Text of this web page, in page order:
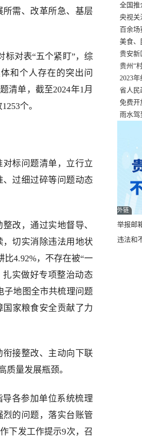
需、改革所急、基层
标对表“五个紧盯”，综
和个人存在的突出问
清单，截至2024年1月
个。
标问题清单，立行立
过细过碎等问题动态
改，通过实地督导、
，切实消除违法用地状
比4.92%，不存在被“一
扎实做好专项整治动态
子地图全市共梳理问题
国家粮食安全贡献了力
接整改、主动向下联
质量发展瓶颈。
各参加单位系统梳理
的问题，落实台账管
下发工作提示9次，召
全国推
错过
央视关
温
百余
正式“
美食
两减三
贵安新
贵州“
名额
2023
色工厂
省人民
资工作
免费开
展，持
雨水驾
外链
举报邮
违法和